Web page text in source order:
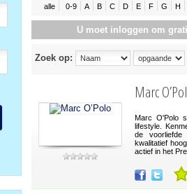
alle 0-9 A B C D E F G H
U moet inloggen om
Zoek op:
Marc
Marc O'Polo
lifestyle.
de voorliefde
kwalitatief
actief in het